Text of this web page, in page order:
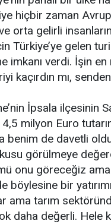
hiçbir zaman
orta gelirli
Türkiye’ye gelen
imkanı verdi. İşin
kaçırdın mı,
İpsala ilçesinin
milyon Euro
benim de davetli
görülmeye
onu göreceğiz
böylesine bir
ama tarım
daha değerli. Hele